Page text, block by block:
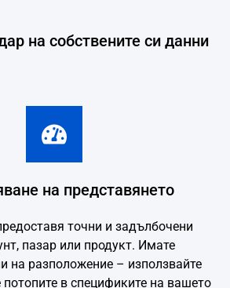
на собствените си данни
на представянето
точни и задълбочени
пазар или продукт. Имате
на разположение – използвайте
в спецификите на вашето